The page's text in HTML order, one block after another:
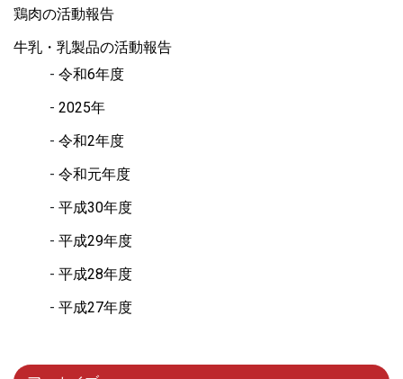
鶏肉の活動報告
牛乳・乳製品の活動報告
令和6年度
2025年
令和2年度
令和元年度
平成30年度
平成29年度
平成28年度
平成27年度